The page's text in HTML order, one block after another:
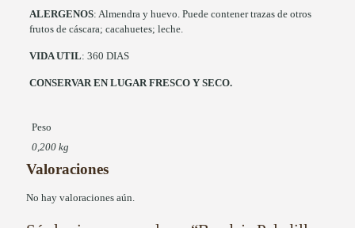
ALERGENOS: Almendra y huevo. Puede contener trazas de otros
frutos de cáscara; cacahuetes; leche.
VIDA UTIL: 360 DIAS
CONSERVAR EN LUGAR FRESCO Y SECO.
Peso
0,200 kg
Valoraciones
No hay valoraciones aún.